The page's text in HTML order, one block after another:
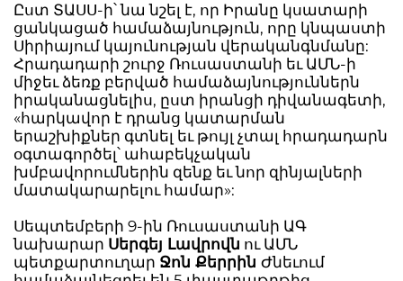
Ըստ ՏԱՍՍ-ի՝ նա նշել է, որ Իրանը կսատարի
ցանկացած համաձայնություն, որը կնպաստի
Սիրիայում կայունության վերականգնմանը:
Հրադադարի շուրջ Ռուսաստանի եւ ԱՄՆ-ի
միջեւ ձեռք բերված համաձայնություններն
իրականացնելիս, ըստ իրանցի դիվանագետի,
«հարկավոր է դրանց կատարման
երաշխիքներ գտնել եւ թույլ չտալ հրադադարն
օգտագործել՝ ահաբեկչական
խմբավորումներին զենք եւ նոր զինյալների
մատակարարելու համար»:
Սեպտեմբերի 9-ին Ռուսաստանի ԱԳ
նախարար Սերգեյ Լավրովն ու ԱՄՆ
պետքարտուղար Ջոն Քերրին Ժնեւում